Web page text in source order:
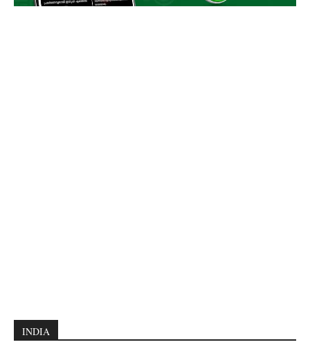
INDIA